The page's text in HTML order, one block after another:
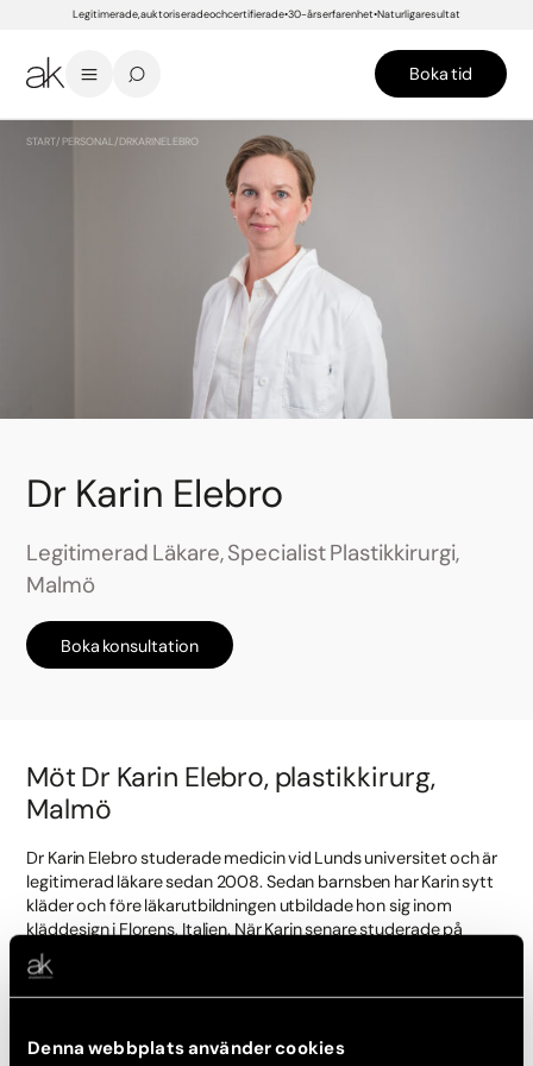
Denna webbplats använder cookies
Legitimerade, auktoriserade och certifierade 30-års erfarenhet Naturliga resultat
Boka tid
START/PERSONAL/DR KARIN ELEBRO
Dr Karin Elebro
Legitimerad Läkare, Specialist Plastikkirurgi,
Malmö
Boka konsultation
Möt Dr Karin Elebro, plastikkirurg,
Malmö
Dr Karin Elebro studerade medicin vid Lunds universitet och är
legitimerad läkare sedan 2008. Sedan barnsben har Karin sytt
kläder och före läkarutbildningen utbildade hon sig inom
kläddesign i Florens, Italien. När Karin senare studerade på
läkarlinjen var det just skräddarintresset som förde henne in på
plastikkirurgin. Där kunde hennes passion för hantverk och
hennes känsla för form och proportioner få ta plats igen – nu